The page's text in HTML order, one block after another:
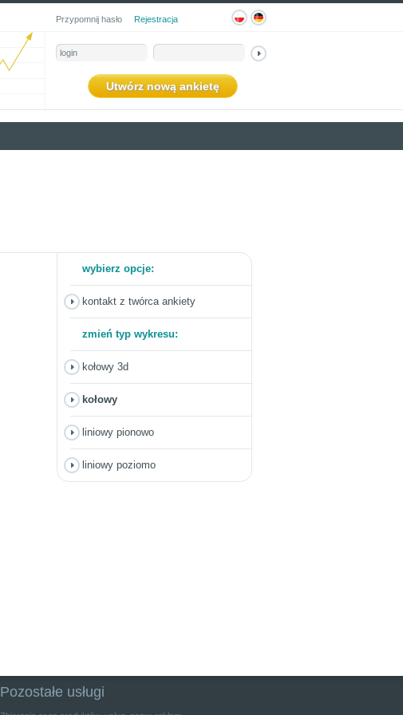
Przypomnij hasło Rejestracja
Utwórz nową ankietę
wybierz opcje:
kontakt z twórca ankiety
zmień typ wykresu:
kołowy 3d
kołowy
liniowy pionowo
liniowy poziomo
Pozostałe usługi